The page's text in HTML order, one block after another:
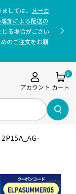
しては、
メーカ
加による配送の
る場合がござい
のご注文をお願
アカウント カート
0